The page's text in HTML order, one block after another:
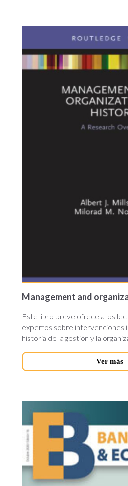
management-
and-
organizational.jpg
Management and
Este libro breve ofrece a los
expertos sobre intervenciones
historia de la gestión y la
Ver más
banca-
y-
economia.jpg